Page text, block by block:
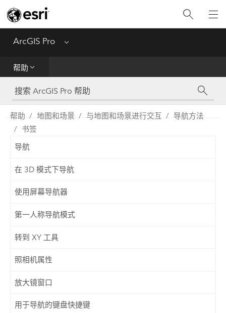
ArcGIS Pro Menu
帮助
工具参考
Python
SDK
帮助 地图和场景 与地图和场景进行交互
导航方法
书签
导航
在 3D 模式下导航
使用屏幕导航器
第一人称导航模式
转到 XY 工具
照相机属性
放大镜窗口
用于导航的键盘快捷键